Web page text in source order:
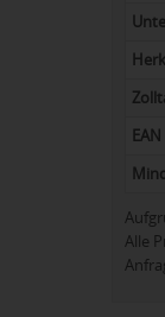
EAN
Alle